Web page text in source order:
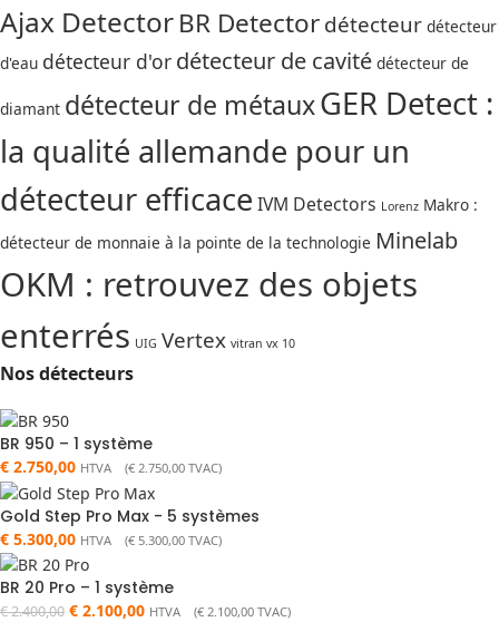
Ajax DetectorBR Detectordétecteur détecteur
d'eau détecteur d'or détecteur de cavité détecteur de
diamant détecteur de métauxGER Detect :
la qualité allemande pour un
détecteur efficace IVM Detectors Lorenz Makro :
détecteur de monnaie à la pointe de la technologie Minelab
OKM : retrouvez des objets
enterrés UIG Vertex vitran vx 10
Nos détecteurs
BR 950 – 1 système
€ 2.750,00 HTVA (€ 2.750,00 TVAC)
Gold Step Pro Max - 5 systèmes
€ 5.300,00 HTVA (€ 5.300,00 TVAC)
BR 20 Pro – 1 système
€2.400,00 € 2.100,00 HTVA (€ 2.100,00 TVAC)